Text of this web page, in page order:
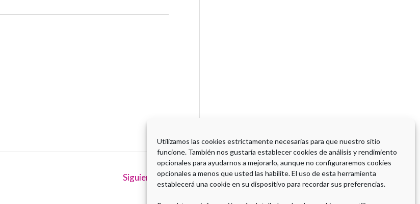
Utilizamos las cookies estrictamente necesarias para que nuestro sitio
funcione. También nos gustaría establecer cookies de análisis y rendimiento
opcionales para ayudarnos a mejorarlo, aunque no configuraremos cookies
opcionales a menos que usted las habilite. El uso de esta herramienta
establecerá una cookie en su dispositivo para recordar sus preferencias.
Siguiente→